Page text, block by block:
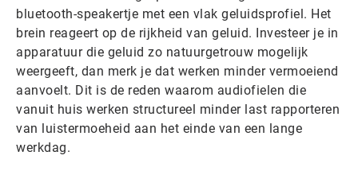
bluetooth-speakertje met een vlak geluidsprofiel. Het
brein reageert op de rijkheid van geluid. Investeer je in
apparatuur die geluid zo natuurgetrouw mogelijk
weergeeft, dan merk je dat werken minder vermoeiend
aanvoelt. Dit is de reden waarom audiofielen die
vanuit huis werken structureel minder last rapporteren
van luistermoeheid aan het einde van een lange
werkdag.